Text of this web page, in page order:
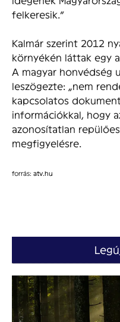
felkeresik.”
Kalmár szerint 2012
környékén láttak egy
A magyar honvédség
leszögezte: „nem
kapcsolatos
információkkal, hogy
azonosítatlan
megfigyelésre.
forrás: atv.hu